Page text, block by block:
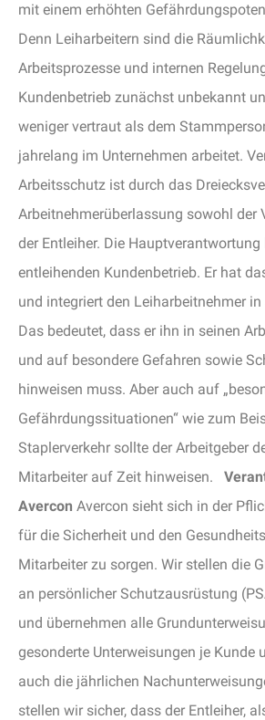
mit einem erhöhten
Denn Leiharbeitern sind die
Arbeitsprozesse und internen
Kundenbetrieb zunächst unbekannt
weniger vertraut als dem
jahrelang im Unternehmen arbeitet.
Arbeitsschutz ist durch das
Arbeitnehmerüberlassung sowohl der
der Entleiher. Die
entleihenden Kundenbetrieb. Er hat
und integriert den Leiharbeitnehmer in
Das bedeutet, dass er ihn in seinen
und auf besondere Gefahren sowie
hinweisen muss. Aber auch auf
Gefährdungssituationen“ wie zum
Staplerverkehr sollte der Arbeitgeber
Mitarbeiter auf Zeit hinweisen.
Avercon Avercon sieht sich in der
für die Sicherheit und den
Mitarbeiter zu sorgen. Wir stellen die
an persönlicher Schutzausrüstung
und übernehmen alle
gesonderte Unterweisungen je Kunde
auch die jährlichen
stellen wir sicher, dass der Entleiher,